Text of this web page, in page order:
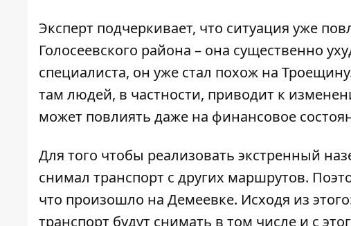
Эксперт подчеркивает, что ситуация уже
Голосеевского района – она существенно
специалиста, он уже стал похож на
там людей, в частности, приводит к
может повлиять даже на финансовое
Для того чтобы реализовать экстренный
снимал транспорт с других маршрутов.
что произошло на Демеевке. Исходя из
транспорт будут снимать в том числе и с